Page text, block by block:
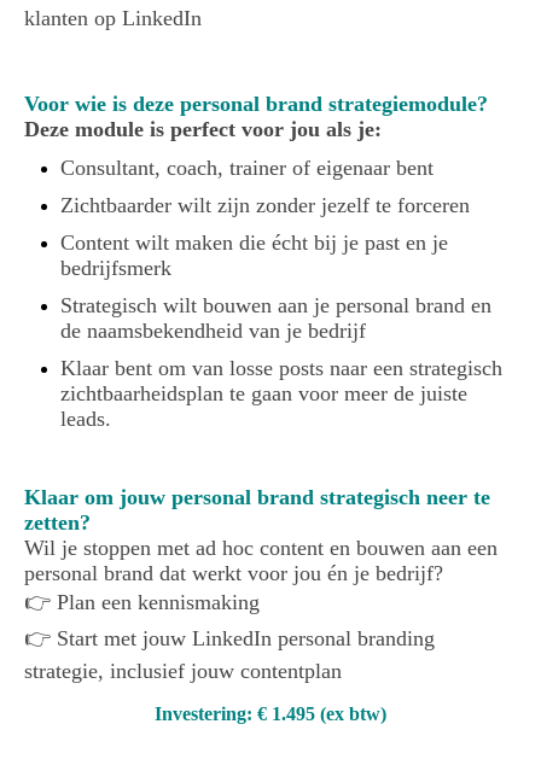
klanten op LinkedIn
Voor wie is deze personal brand strategiemodule?
Deze module is perfect voor jou als je:
Consultant, coach, trainer of eigenaar bent
Zichtbaarder wilt zijn zonder jezelf te forceren
Content wilt maken die écht bij je past en je
bedrijfsmerk
Strategisch wilt bouwen aan je personal brand en
de naamsbekendheid van je bedrijf
Klaar bent om van losse posts naar een strategisch
zichtbaarheidsplan te gaan voor meer de juiste
leads.
Klaar om jouw personal brand strategisch neer te
zetten?
Wil je stoppen met ad hoc content en bouwen aan een
personal brand dat werkt voor jou én je bedrijf?
👉 Plan een kennismaking
👉 Start met jouw LinkedIn personal branding
strategie, inclusief jouw contentplan
Investering: € 1.495 (ex btw)